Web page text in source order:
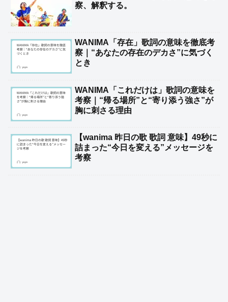
察、解釈する。
WANIMA「存在」歌詞の意味を徹底考
察｜“あなたの存在のデカさ”に気づく
とき
WANIMA「これだけは」歌詞の意味を
考察｜“帰る場所”と“寄り添う強さ”が
胸に刺さる理由
【wanima 昨日の歌 歌詞 意味】49秒に
詰まった“今日を変える”メッセージを
考察